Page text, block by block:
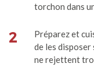
torchon dans
2
Préparez et
de les disposer
ne rejettent